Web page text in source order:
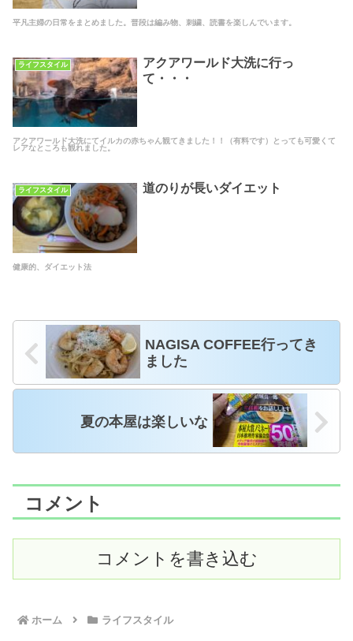
平凡主婦の日常をまとめました。普段は編み物、刺繍、読書を楽しんでいます。
ライフスタイル
アクアワールド大洗に行っ
て・・・
アクアワールド大洗にてイルカの赤ちゃん観てきました！！（有料です）とっても可愛くて
レアなところも観れました。
ライフスタイル 道のりが長いダイエット
健康的、ダイエット法
NAGISA COFFEE行ってき
ました
夏の本屋は楽しいな
コメント
コメントを書き込む
ホーム ライフスタイル